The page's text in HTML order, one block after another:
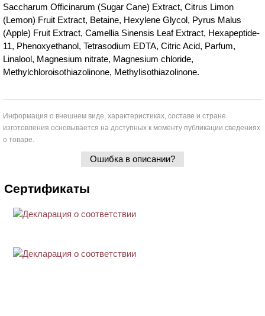
Saccharum Officinarum (Sugar Cane) Extract, Citrus Limon
(Lemon) Fruit Extract, Betaine, Hexylene Glycol, Pyrus Malus
(Apple) Fruit Extract, Camellia Sinensis Leaf Extract, Hexapeptide-
11, Phenoxyethanol, Tetrasodium EDTA, Citric Acid, Parfum,
Linalool, Magnesium nitrate, Magnesium chloride,
Methylchloroisothiazolinone, Methylisothiazolinone.
Информация о внешнем виде, характеристиках, составе и стране
изготовления основывается на доступных к моменту публикации сведениях
о товаре.
Ошибка в описании?
Сертификаты